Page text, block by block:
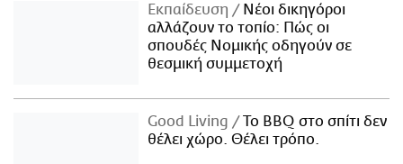
Εκπαίδευση
Νέοι δικηγόροι
αλλάζουν το τοπίο: Πώς οι
σπουδές Νομικής οδηγούν σε
θεσμική συμμετοχή
Good Living
Το BBQ στο σπίτι δεν
θέλει χώρο. Θέλει τρόπο.